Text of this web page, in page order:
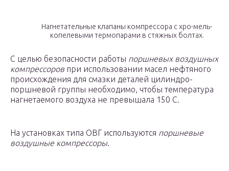
Нагнетательные клапаны компрессора с хро-мель-
копелевыми термопарами в стяжных болтах.
С целью безопасности работы поршневых воздушных
компрессоров при использовании масел нефтяного
происхождения для смазки деталей цилиндро-
поршневой группы необходимо, чтобы температура
нагнетаемого воздуха не превышала 150 С.
На установках типа ОВГ используются поршневые
воздушные компрессоры.